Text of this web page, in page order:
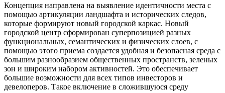
Концепция направлена на выявление идентичности места с
помощью артикуляции ландшафта и исторических следов,
которые формируют новый городской каркас. Новый
городской центр сформирован суперпозицией разных
функциональных, семантических и физических слоев, с
помощью этого приема создается удобная и безопасная среда с
большим разнообразием общественных пространств, зеленых
зон и широким набором активностей. Это обеспечивает
большие возможности для всех типов инвесторов и
девелоперов. Такое включение в сложившуюся среду